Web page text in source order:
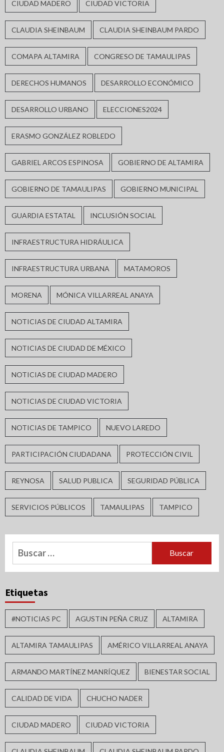
CIUDAD MADERO CIUDAD VICTORIA
CLAUDIA SHEINBAUM CLAUDIA SHEINBAUM PARDO
COMAPA ALTAMIRA CONGRESO DE TAMAULIPAS
DERECHOS HUMANOS DESARROLLO ECONÓMICO
DESARROLLO URBANO ELECCIONES2024
ERASMO GONZÁLEZ ROBLEDO
GABRIEL ARCOS ESPINOSA GOBIERNO DE ALTAMIRA
GOBIERNO DE TAMAULIPAS GOBIERNO MUNICIPAL
GUARDIA ESTATAL INCLUSIÓN SOCIAL
INFRAESTRUCTURA HIDRÁULICA
INFRAESTRUCTURA URBANA MATAMOROS
MORENA MÓNICA VILLARREAL ANAYA
NOTICIAS DE CIUDAD ALTAMIRA
NOTICIAS DE CIUDAD DE MÉXICO
NOTICIAS DE CIUDAD MADERO
NOTICIAS DE CIUDAD VICTORIA
NOTICIAS DE TAMPICO NUEVO LAREDO
PARTICIPACIÓN CIUDADANA PROTECCIÓN CIVIL
REYNOSA SALUD PUBLICA SEGURIDAD PÚBLICA
SERVICIOS PÚBLICOS TAMAULIPAS TAMPICO
Buscar:
Etiquetas
#NOTICIAS PC AGUSTIN PEÑA CRUZ ALTAMIRA
ALTAMIRA TAMAULIPAS AMÉRICO VILLARREAL ANAYA
ARMANDO MARTÍNEZ MANRÍQUEZ BIENESTAR SOCIAL
CALIDAD DE VIDA CHUCHO NADER
CIUDAD MADERO CIUDAD VICTORIA